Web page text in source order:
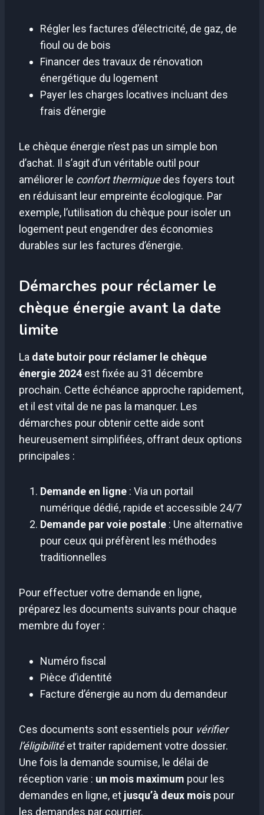
Régler les factures d’électricité, de gaz, de
fioul ou de bois
Financer des travaux de rénovation
énergétique du logement
Payer les charges locatives incluant des
frais d’énergie
Le chèque énergie n’est pas un simple bon
d’achat. Il s’agit d’un véritable outil pour
améliorer le confort thermiquedes foyers tout
en réduisant leur empreinte écologique. Par
exemple, l’utilisation du chèque pour isoler un
logement peut engendrer des économies
durables sur les factures d’énergie.
Démarches pour réclamer le
chèque énergie avant la date
limite
La date butoir pour réclamer le chèque
énergie 2024 est fixée au 31 décembre
prochain. Cette échéance approche rapidement,
et il est vital de ne pas la manquer. Les
démarches pour obtenir cette aide sont
heureusement simplifiées, offrant deux options
principales :
Demande en ligne : Via un portail
numérique dédié, rapide et accessible 24/7
Demande par voie postale : Une alternative
pour ceux qui préfèrent les méthodes
traditionnelles
Pour effectuer votre demande en ligne,
préparez les documents suivants pour chaque
membre du foyer :
Numéro fiscal
Pièce d’identité
Facture d’énergie au nom du demandeur
Ces documents sont essentiels pour vérifier
l’éligibilitéet traiter rapidement votre dossier.
Une fois la demande soumise, le délai de
réception varie : un mois maximum pour les
demandes en ligne, et jusqu’à deux mois pour
les demandes par courrier.